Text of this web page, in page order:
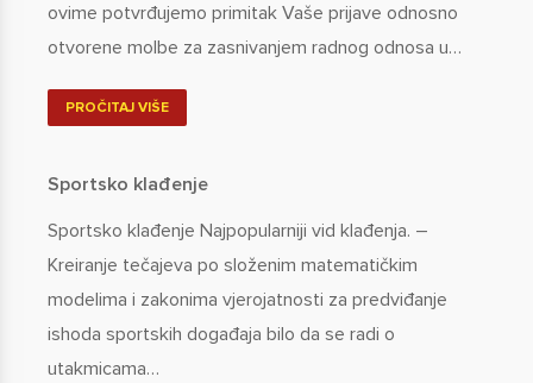
ovime potvrđujemo primitak Vaše prijave odnosno
otvorene molbe za zasnivanjem radnog odnosa u…
PROČITAJ VIŠE
Sportsko klađenje
Sportsko klađenje Najpopularniji vid klađenja. –
Kreiranje tečajeva po složenim matematičkim
modelima i zakonima vjerojatnosti za predviđanje
ishoda sportskih događaja bilo da se radi o
utakmicama…